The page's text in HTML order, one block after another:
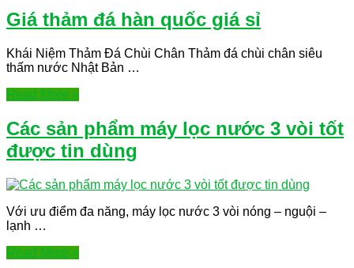
Giá thảm đá hàn quốc giá sỉ
Khái Niệm Thảm Đá Chùi Chân Thảm đá chùi chân siêu
thấm nước Nhật Bản …
Read More »
Các sản phẩm máy lọc nước 3 vòi tốt
được tin dùng
Với ưu điểm đa năng, máy lọc nước 3 vòi nóng – nguội –
lạnh …
Read More »